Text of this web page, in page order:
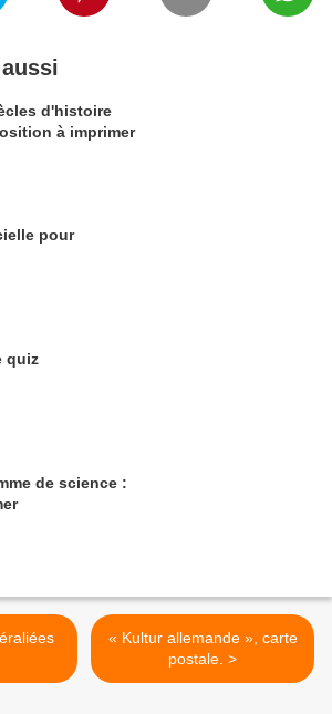
d'histoire
à imprimer
pour
quiz
de science :
« Kultur allemande », carte
postale. >